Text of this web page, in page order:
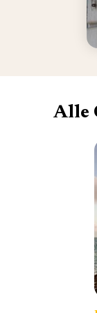
Alle